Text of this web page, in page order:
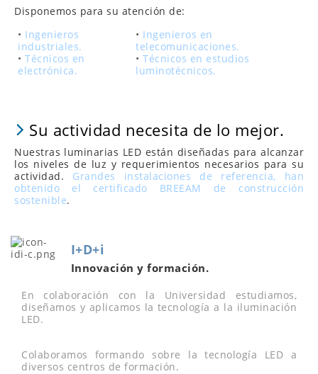
Disponemos para su atención de:
• Ingenieros
industriales.
• Técnicos en
electrónica.
• Ingenieros en
telecomunicaciones.
•Técnicos en estudios
luminotécnicos.
Su actividad necesita de lo mejor.
Nuestras luminarias LED están diseñadas para alcanzar
los niveles de luz y requerimientos necesarios para su
actividad. Grandes instalaciones de referencia, han
obtenido el certificado BREEAM de construcción
sostenible.
I+D+i
Innovación y formación.
En colaboración con la Universidad estudiamos,
diseñamos y aplicamos la tecnología a la iluminación
LED.
Colaboramos formando sobre la tecnología LED a
diversos centros de formación.